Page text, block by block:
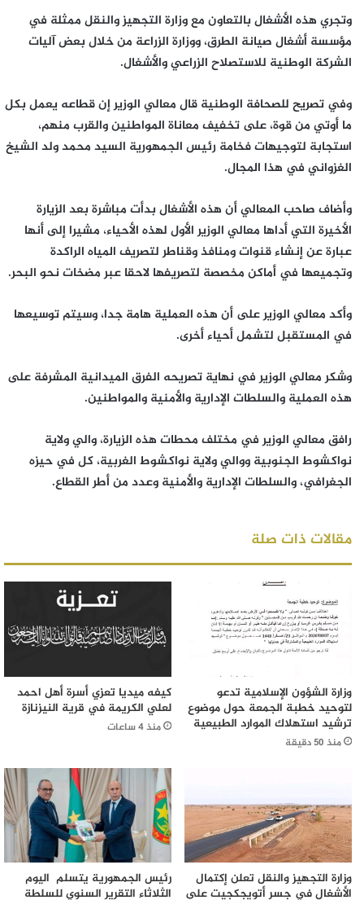
وتجري هذه الأشغال بالتعاون مع وزارة التجهيز والنقل ممثلة في
مؤسسة أشغال صيانة الطرق، ووزارة الزراعة من خلال بعض آليات
الشركة الوطنية للاستصلاح الزراعي والأشغال.
وفي تصريح للصحافة الوطنية قال معالي الوزير إن قطاعه يعمل بكل
ما أوتي من قوة، على تخفيف معاناة المواطنين والقرب منهم،
استجابة لتوجيهات فخامة رئيس الجمهورية السيد محمد ولد الشيخ
الغزواني في هذا المجال.
وأضاف صاحب المعالي أن هذه الأشغال بدأت مباشرة بعد الزيارة
الأخيرة التي أداها معالي الوزير الأول لهذه الأحياء، مشيرا إلى أنها
عبارة عن إنشاء قنوات ومنافذ وقناطر لتصريف المياه الراكدة
وتجميعها في أماكن مخصصة لتصريفها لاحقا عبر مضخات نحو البحر.
وأكد معالي الوزير على أن هذه العملية هامة جدا، وسيتم توسيعها
في المستقبل لتشمل أحياء أخرى.
وشكر معالي الوزير في نهاية تصريحه الفرق الميدانية المشرفة على
هذه العملية والسلطات الإدارية والأمنية والمواطنين.
رافق معالي الوزير في مختلف محطات هذه الزيارة، والي ولاية
نواكشوط الجنوبية ووالي ولاية نواكشوط الغربية، كل في حيزه
الجغرافي، والسلطات الإدارية والأمنية وعدد من أطر القطاع.
مقالات ذات صلة
وزارة الشؤون الإسلامية تدعو
لتوحيد خطبة الجمعة حول موضوع
ترشيد استهلاك الموارد الطبيعية
منذ 50 دقيقة
كيفه ميديا تعزي أسرة أهل احمد
لعلي الكريمة في قرية النيزنازة
منذ 4 ساعات
وزارة التجهيز والنقل تعلن إكتمال
الأشغال في جسر أتويجكجيت على
رئيس الجمهورية يتسلم اليوم
الثلاثاء التقرير السنوي للسلطة